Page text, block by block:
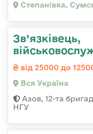
Степанівка,
Зв’язківець,
від 25000 до
Вся Україна
Азов, 12-та
НГУ